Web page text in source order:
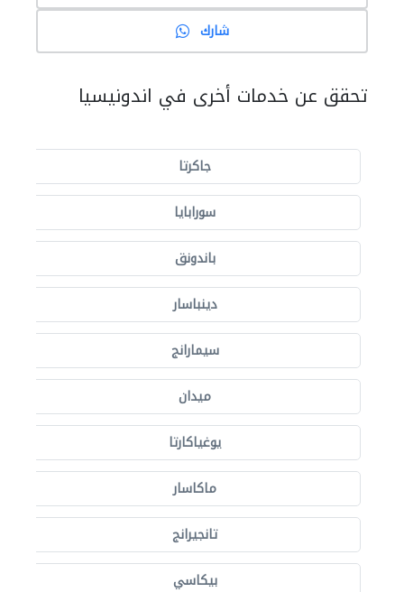
شارك
تحقق عن خدمات أخرى في اندونيسيا
جاكرتا
سورابايا
باندونق
دينباسار
سيمارانج
ميدان
يوغياكارتا
ماكاسار
تانجيرانج
بيكاسي